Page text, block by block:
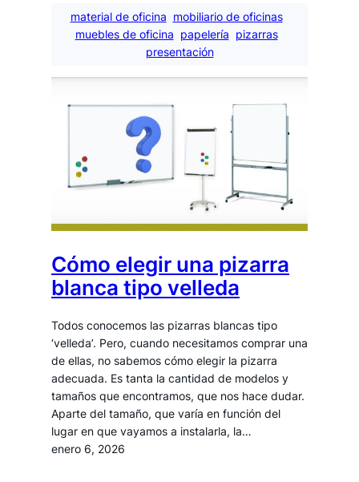
material de oficina
mobiliario de oficinas
muebles de oficina
papelería
pizarras
presentación
Cómo elegir una pizarra
blanca tipo velleda
Todos conocemos las pizarras blancas tipo
‘velleda’. Pero, cuando necesitamos comprar una
de ellas, no sabemos cómo elegir la pizarra
adecuada. Es tanta la cantidad de modelos y
tamaños que encontramos, que nos hace dudar.
Aparte del tamaño, que varía en función del
lugar en que vayamos a instalarla, la…
enero 6, 2026